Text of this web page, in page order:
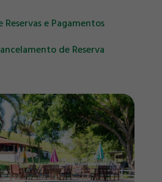
Reservas e Pagamentos
de Reserva